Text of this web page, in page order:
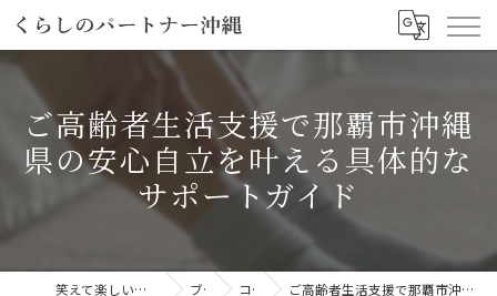
ご高齢者生活支援で那覇市沖縄
県の安心自立を叶える具体的な
サポートガイド
笑えて楽しい「笑える介護予防体操教室」 ブログ コラム ご高齢者生活支援で那覇市沖縄県の安心自立を叶える具体的なサポートガイド